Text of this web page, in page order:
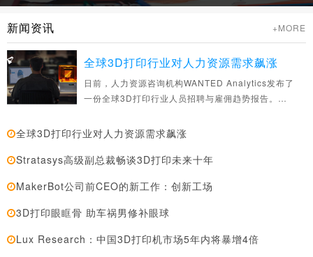
新闻资讯 +MORE
全球3D打印行业对人力资源需求飙涨
日前，人力资源咨询机构WANTED Analytics发布了
一份全球3D打印行业人员招聘与雇佣趋势报告。根
全球3D打印行业对人力资源需求飙涨
Stratasys高级副总裁畅谈3D打印未来十年
MakerBot公司前CEO的新工作：创新工场
3D打印眼眶骨 助车祸男修补眼球
Lux Research：中国3D打印机市场5年内将暴增4倍